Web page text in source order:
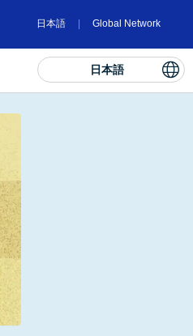
日本語 Global Network
日本語